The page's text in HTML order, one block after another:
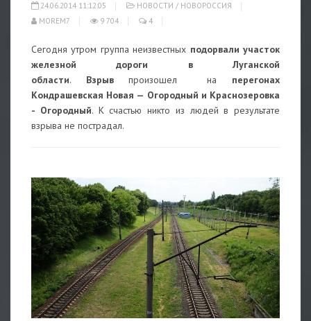
24.06.2014 11:12:05 НОВОСТИ / НОВОРОССИЯ
MOREM7
9 704 4
Сегодня утром группа неизвестных подорвали участок
железной дороги в Луганской
области. Взрывпроизошел на перегонах
Кондрашевская Новая — Огородный и Краснозеровка
- Огородный. К счастью никто из людей в результате
взрыва не пострадал.